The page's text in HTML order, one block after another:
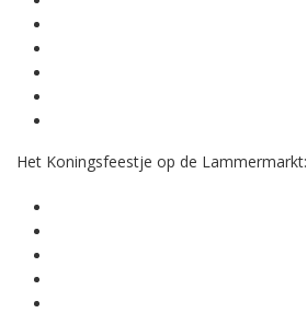
Het Koningsfeestje op de Lammermarkt: